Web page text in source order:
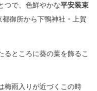
つで、色鮮やかな平安装束
都御所から下鴨神社・上賀
るところに葵の葉を飾るこ
梅雨入りが近づくこの時